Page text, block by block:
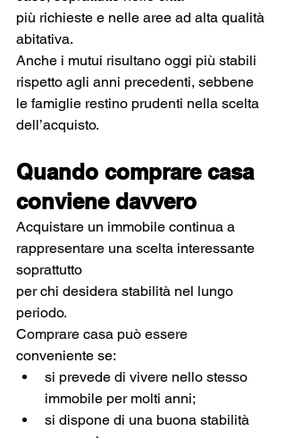
più richieste e nelle aree ad alta qualità
abitativa.
Anche i mutui risultano oggi più stabili
rispetto agli anni precedenti, sebbene
le famiglie restino prudenti nella scelta
dell’acquisto.
Quando comprare casa
conviene davvero
Acquistare un immobile continua a
rappresentare una scelta interessante
soprattutto
per chi desidera stabilità nel lungo
periodo.
Comprare casa può essere
conveniente se:
si prevede di vivere nello stesso
immobile per molti anni;
si dispone di una buona stabilità